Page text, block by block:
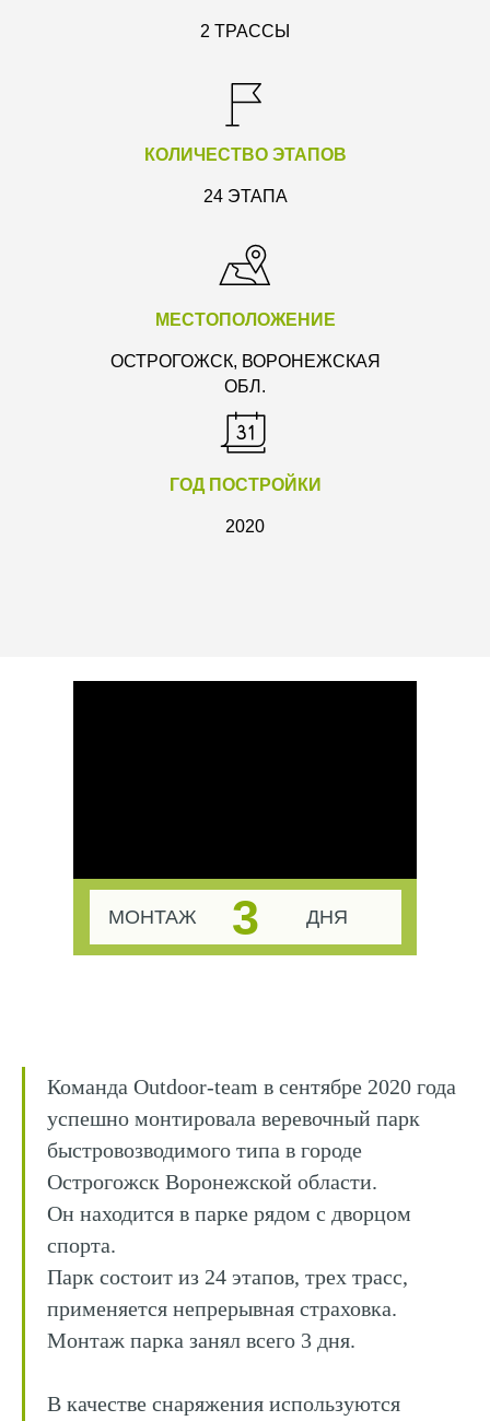
КОЛИЧЕСТВО ЭТАПОВ
МЕСТОПОЛОЖЕНИЕ
ГОД ПОСТРОЙКИ
2 ТРАССЫ
24 ЭТАПА
ОСТРОГОЖСК, ВОРОНЕЖСКАЯ
ОБЛ.
2020
МОНТАЖ ДНЯ
3
Команда Outdoor-team в сентябре 2020 года
успешно монтировала веревочный парк
быстровозводимого типа в городе
Острогожск Воронежской области.
Он находится в парке рядом с дворцом
спорта.
Парк состоит из 24 этапов, трех трасс,
применяется непрерывная страховка.
Монтаж парка занял всего 3 дня.
В качестве снаряжения используются